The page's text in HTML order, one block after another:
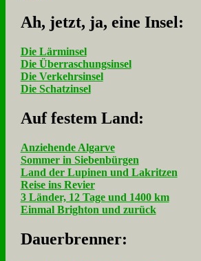
Ah, jetzt, ja, ei­ne In­sel:
Die Lärminsel
Die Überraschungsinsel
Die Verkehrsinsel
Die Schatzinsel
Auf fe­stem Land:
Anziehende Algarve
Sommer in Siebenbürgen
Land der Lupinen und Lakritzen
Reise ins Revier
3 Länder, 12 Tage und 1400 km
Einmal Brighton und zurück
Dau­er­bren­ner: